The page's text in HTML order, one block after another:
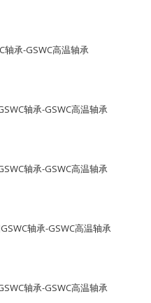
轴承-GSWC高温轴承
轴承-GSWC高温轴承
轴承-GSWC高温轴承
轴承-GSWC高温轴承
轴承-GSWC高温轴承